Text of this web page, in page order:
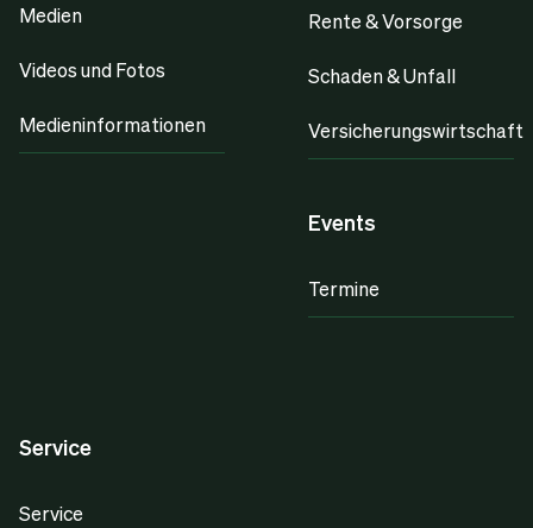
Medien
Videos und Fotos
Medieninformationen
Rente & Vorsorge
Schaden & Unfall
Versicherungswirtschaft
Events
Termine
Service
Service